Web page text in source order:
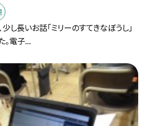
し長いお話「ミリーのすてきなぼうし」
。電子...